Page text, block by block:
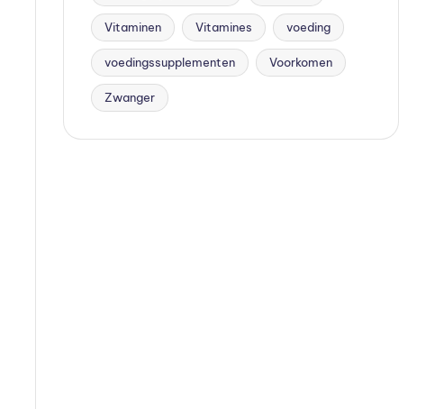
Vitaminen Vitamines voeding
voedingssupplementen Voorkomen
Zwanger